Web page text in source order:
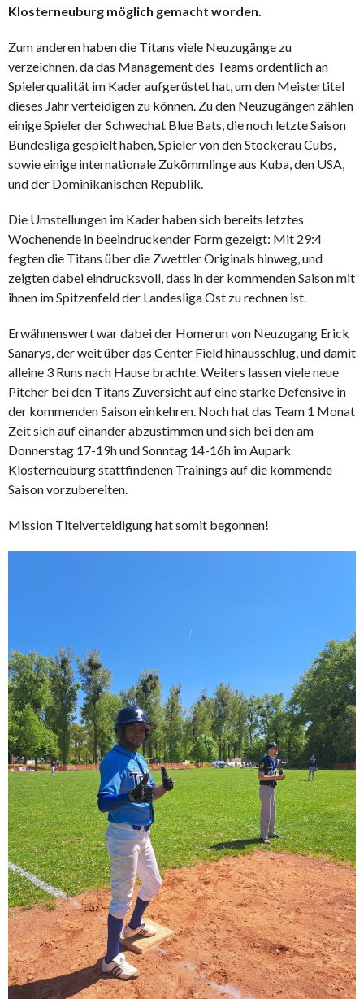
Klosterneuburg möglich gemacht worden.
Zum anderen haben die Titans viele Neuzugänge zu
verzeichnen, da das Management des Teams ordentlich an
Spielerqualität im Kader aufgerüstet hat, um den Meistertitel
dieses Jahr verteidigen zu können. Zu den Neuzugängen zählen
einige Spieler der Schwechat Blue Bats, die noch letzte Saison
Bundesliga gespielt haben, Spieler von den Stockerau Cubs,
sowie einige internationale Zukömmlinge aus Kuba, den USA,
und der Dominikanischen Republik.
Die Umstellungen im Kader haben sich bereits letztes
Wochenende in beeindruckender Form gezeigt: Mit 29:4
fegten die Titans über die Zwettler Originals hinweg, und
zeigten dabei eindrucksvoll, dass in der kommenden Saison mit
ihnen im Spitzenfeld der Landesliga Ost zu rechnen ist.
Erwähnenswert war dabei der Homerun von Neuzugang Erick
Sanarys, der weit über das Center Field hinausschlug, und damit
alleine 3 Runs nach Hause brachte. Weiters lassen viele neue
Pitcher bei den Titans Zuversicht auf eine starke Defensive in
der kommenden Saison einkehren. Noch hat das Team 1 Monat
Zeit sich auf einander abzustimmen und sich bei den am
Donnerstag 17-19h und Sonntag 14-16h im Aupark
Klosterneuburg stattfindenen Trainings auf die kommende
Saison vorzubereiten.
Mission Titelverteidigung hat somit begonnen!